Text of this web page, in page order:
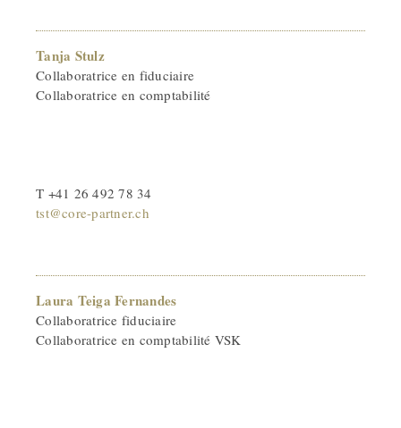
Tanja Stulz
Collaboratrice en fiduciaire
Collaboratrice en comptabilité
T +41 26 492 78 34
tst@core-partner.ch
Laura Teiga Fernandes
Collaboratrice fiduciaire
Collaboratrice en comptabilité VSK